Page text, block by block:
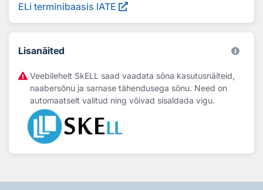
ELi terminibaasis IATE
Lisanäited
Veebilehelt SkELL saad vaadata sõna kasutusnäiteid,
naabersõnu ja sarnase tähendusega sõnu. Need on
automaatselt valitud ning võivad sisaldada vigu.